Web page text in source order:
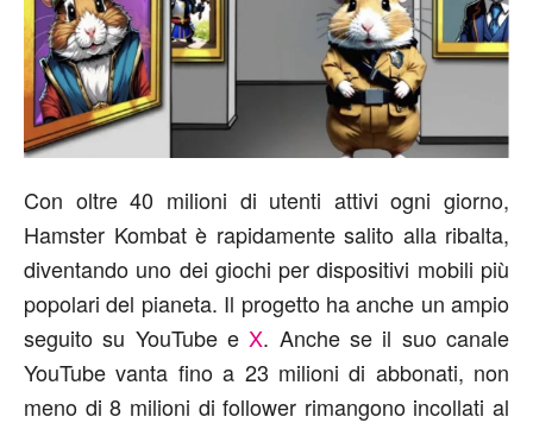
Con oltre 40 milioni di utenti attivi ogni giorno,
Hamster Kombat è rapidamente salito alla ribalta,
diventando uno dei giochi per dispositivi mobili più
popolari del pianeta. Il progetto ha anche un ampio
seguito su YouTube e X. Anche se il suo canale
YouTube vanta fino a 23 milioni di abbonati, non
meno di 8 milioni di follower rimangono incollati al